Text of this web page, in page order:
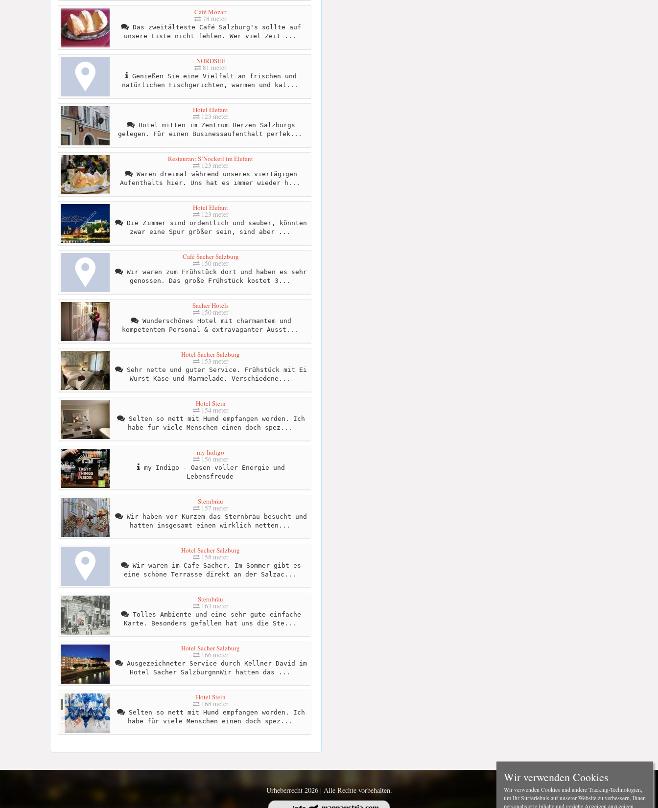
Café Mozart
78 meter
Das zweitälteste Café Salzburg's sollte auf
unsere Liste nicht fehlen. Wer viel Zeit ...
NORDSEE
81 meter
Genießen Sie eine Vielfalt an frischen und
natürlichen Fischgerichten, warmen und kal...
Hotel Elefant
123 meter
Hotel mitten im Zentrum Herzen Salzburgs
gelegen. Für einen Businessaufenthalt perfek...
Restaurant S’Nockerl im Elefant
123 meter
Waren dreimal während unseres viertägigen
Aufenthalts hier. Uns hat es immer wieder h...
Hotel Elefant
123 meter
Die Zimmer sind ordentlich und sauber, könnten
zwar eine Spur größer sein, sind aber ...
Café Sacher Salzburg
150 meter
Wir waren zum Frühstück dort und haben es sehr
genossen. Das große Frühstück kostet 3...
Sacher Hotels
150 meter
Wunderschönes Hotel mit charmantem und
kompetentem Personal & extravaganter Ausst...
Hotel Sacher Salzburg
153 meter
Sehr nette und guter Service. Frühstück mit Ei
Wurst Käse und Marmelade. Verschiedene...
Hotel Stein
154 meter
Selten so nett mit Hund empfangen worden. Ich
habe für viele Menschen einen doch spez...
my Indigo
156 meter
my Indigo - Oasen voller Energie und
Lebensfreude
Sternbräu
157 meter
Wir haben vor Kurzem das Sternbräu besucht und
hatten insgesamt einen wirklich netten...
Hotel Sacher Salzburg
158 meter
Wir waren im Cafe Sacher. Im Sommer gibt es
eine schöne Terrasse direkt an der Salzac...
Sternbräu
163 meter
Tolles Ambiente und eine sehr gute einfache
Karte. Besonders gefallen hat uns die Ste...
Hotel Sacher Salzburg
166 meter
Ausgezeichneter Service durch Kellner David im
Hotel Sacher SalzburgnnWir hatten das ...
Hotel Stein
168 meter
Selten so nett mit Hund empfangen worden. Ich
habe für viele Menschen einen doch spez...
Urheberrecht 2026 | Alle Rechte vorbehalten.
Wir verwenden Cookies
Wir verwenden Cookies und andere Tracking-Technologien,
um Ihr Surferlebnis auf unserer Website zu verbessern, Ihnen
personalisierte Inhalte und gezielte Anzeigen anzuzeigen,